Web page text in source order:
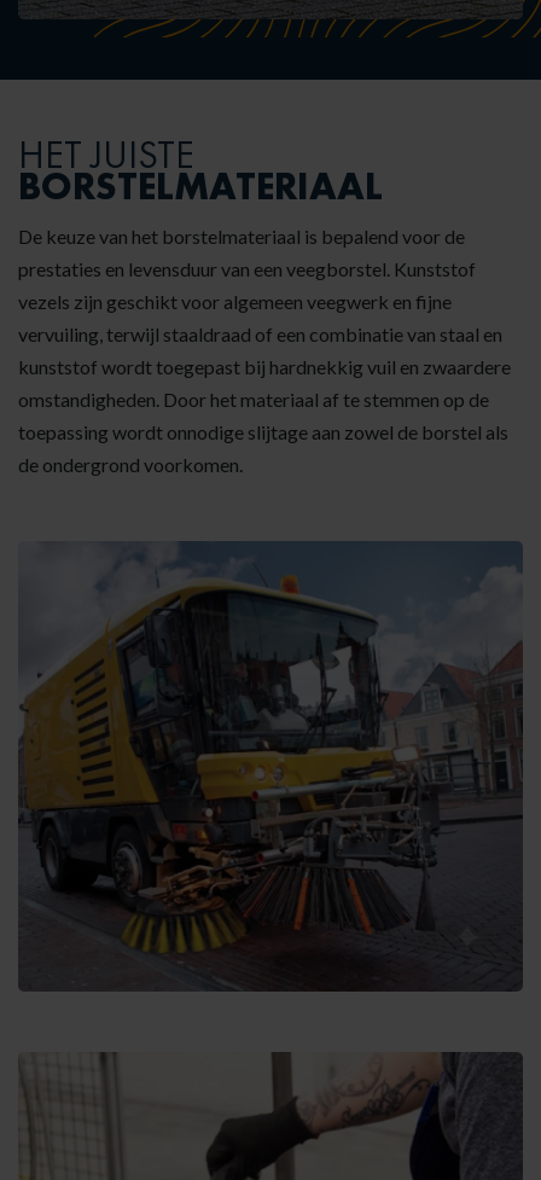
HET JUISTE
BORSTELMATERIAAL
De keuze van het borstelmateriaal is bepalend voor de
prestaties en levensduur van een veegborstel. Kunststof
vezels zijn geschikt voor algemeen veegwerk en fijne
vervuiling, terwijl staaldraad of een combinatie van staal en
kunststof wordt toegepast bij hardnekkig vuil en zwaardere
omstandigheden. Door het materiaal af te stemmen op de
toepassing wordt onnodige slijtage aan zowel de borstel als
de ondergrond voorkomen.